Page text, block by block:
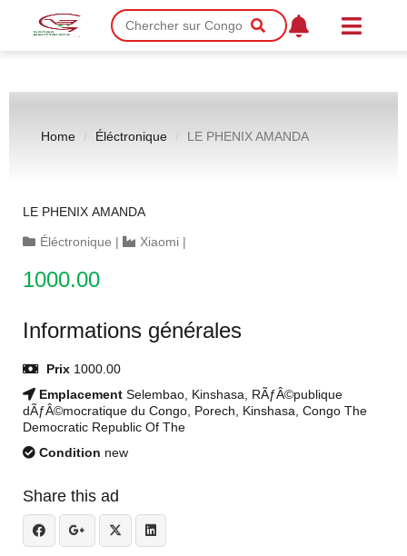
Home Éléctronique LE PHENIX AMANDA
LE PHENIX AMANDA
Éléctronique | Xiaomi |
1000.00
Informations générales
Prix 1000.00
Emplacement Selembao, Kinshasa, RÃƒÂ©publique
dÃƒÂ©mocratique du Congo, Porech, Kinshasa, Congo The
Democratic Republic Of The
Condition new
Share this ad